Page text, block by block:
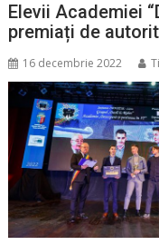
Elevii Academiei
premiați de
16 decembrie 2022